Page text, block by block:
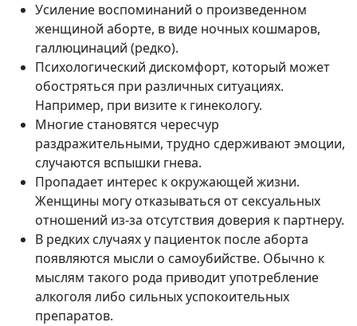
Усиление воспоминаний о произведенном
женщиной аборте, в виде ночных кошмаров,
галлюцинаций (редко).
Психологический дискомфорт, который может
обостряться при различных ситуациях.
Например, при визите к гинекологу.
Многие становятся чересчур
раздражительными, трудно сдерживают эмоции,
случаются вспышки гнева.
Пропадает интерес к окружающей жизни.
Женщины могу отказываться от сексуальных
отношений из-за отсутствия доверия к партнеру.
В редких случаях у пациенток после аборта
появляются мысли о самоубийстве. Обычно к
мыслям такого рода приводит употребление
алкоголя либо сильных успокоительных
препаратов.